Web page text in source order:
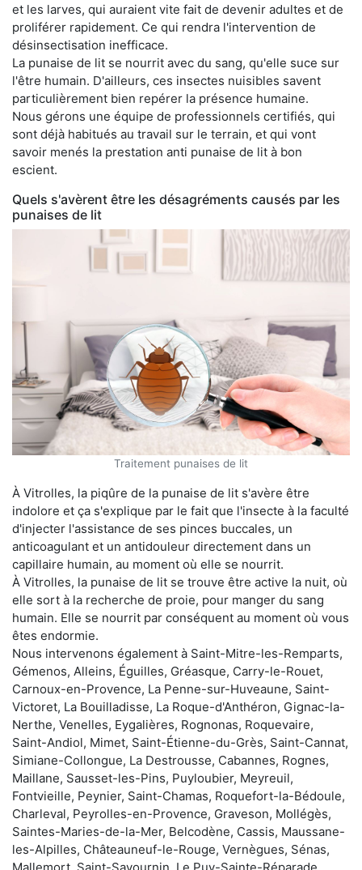
et les larves, qui auraient vite fait de devenir adultes et de
proliférer rapidement. Ce qui rendra l'intervention de
désinsectisation inefficace.
La punaise de lit se nourrit avec du sang, qu'elle suce sur
l'être humain. D'ailleurs, ces insectes nuisibles savent
particulièrement bien repérer la présence humaine.
Nous gérons une équipe de professionnels certifiés, qui
sont déjà habitués au travail sur le terrain, et qui vont
savoir menés la prestation anti punaise de lit à bon
escient.
Quels s'avèrent être les désagréments causés par les
punaises de lit
Traitement punaises de lit
À Vitrolles, la piqûre de la punaise de lit s'avère être
indolore et ça s'explique par le fait que l'insecte à la faculté
d'injecter l'assistance de ses pinces buccales, un
anticoagulant et un antidouleur directement dans un
capillaire humain, au moment où elle se nourrit.
À Vitrolles, la punaise de lit se trouve être active la nuit, où
elle sort à la recherche de proie, pour manger du sang
humain. Elle se nourrit par conséquent au moment où vous
êtes endormie.
Nous intervenons également à Saint-Mitre-les-Remparts,
Gémenos, Alleins, Éguilles, Gréasque, Carry-le-Rouet,
Carnoux-en-Provence, La Penne-sur-Huveaune, Saint-
Victoret, La Bouilladisse, La Roque-d'Anthéron, Gignac-la-
Nerthe, Venelles, Eygalières, Rognonas, Roquevaire,
Saint-Andiol, Mimet, Saint-Étienne-du-Grès, Saint-Cannat,
Simiane-Collongue, La Destrousse, Cabannes, Rognes,
Maillane, Sausset-les-Pins, Puyloubier, Meyreuil,
Fontvieille, Peynier, Saint-Chamas, Roquefort-la-Bédoule,
Charleval, Peyrolles-en-Provence, Graveson, Mollégès,
Saintes-Maries-de-la-Mer, Belcodène, Cassis, Maussane-
les-Alpilles, Châteauneuf-le-Rouge, Vernègues, Sénas,
Mallemort, Saint-Savournin, Le Puy-Sainte-Réparade,